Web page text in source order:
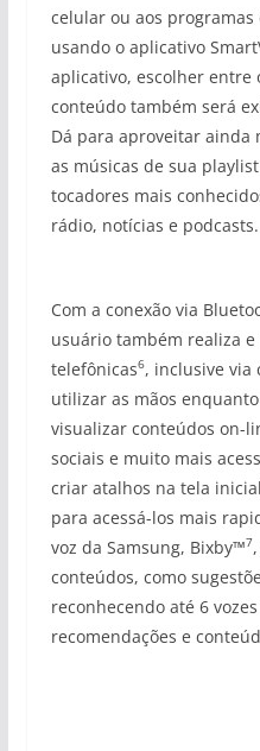
celular ou aos
usando o aplicativo
aplicativo, escolher entre
conteúdo também será
Dá para aproveitar ainda
as músicas de sua
tocadores mais
rádio, notícias e podcasts.
Com a conexão via
usuário também realiza e
telefônicas6, inclusive via
utilizar as mãos
visualizar conteúdos on-
sociais e muito mais
criar atalhos na tela
para acessá-los mais
voz da Samsung, Bixby™7
conteúdos, como
reconhecendo até 6
recomendações e